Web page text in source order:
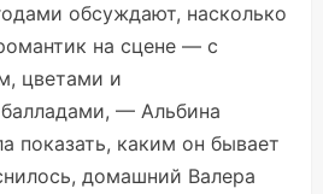
обсуждают, насколько
на сцене — с
цветами и
— Альбина
показать, каким он бывает
домашний Валера